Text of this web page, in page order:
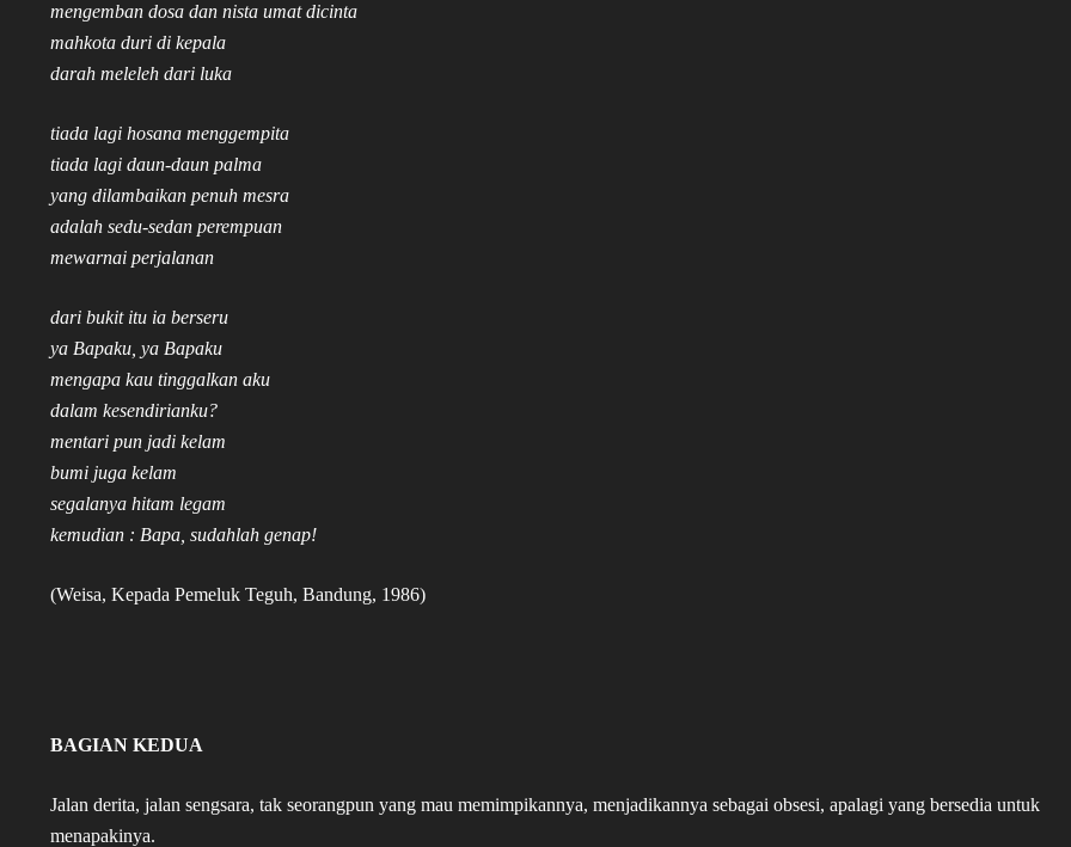
mengemban dosa dan nista umat dicinta
mahkota duri di kepala
darah meleleh dari luka
tiada lagi hosana menggempita
tiada lagi daun-daun palma
yang dilambaikan penuh mesra
adalah sedu-sedan perempuan
mewarnai perjalanan
dari bukit itu ia berseru
ya Bapaku, ya Bapaku
mengapa kau tinggalkan aku
dalam kesendirianku?
mentari pun jadi kelam
bumi juga kelam
segalanya hitam legam
kemudian : Bapa, sudahlah genap!
(Weisa, Kepada Pemeluk Teguh, Bandung, 1986)
BAGIAN KEDUA
Jalan derita, jalan sengsara, tak seorangpun yang mau memimpikannya, menjadikannya sebagai obsesi, apalagi yang bersedia untuk
menapakinya.